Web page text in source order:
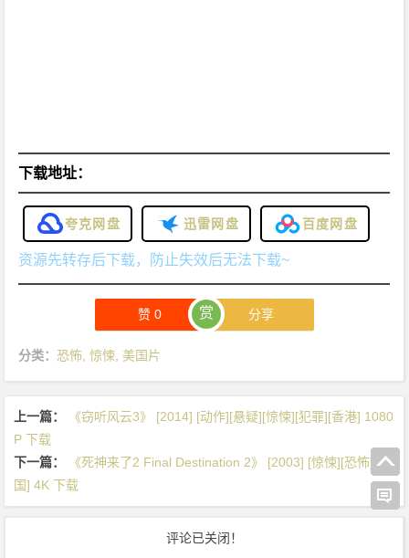
下载地址：
夸克网盘 迅雷网盘 百度网盘
资源先转存后下载，防止失效后无法下载~
赞0 赏 分享
分类： 恐怖 ,惊悚 ,美国片
上一篇：
《窃听风云3》 [2014] [动作][悬疑][惊悚][犯罪][香港] 1080
P 下载
下一篇：
《死神来了2 Final Destination 2》 [2003] [惊悚][恐怖][美
国] 4K 下载
评论已关闭！